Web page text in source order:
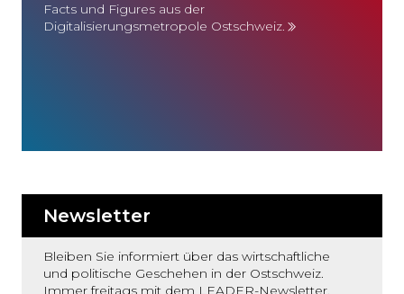
Facts und Figures aus der
Digitalisierungsmetropole Ostschweiz.
Newsletter
Bleiben Sie informiert über das wirtschaftliche
und politische Geschehen in der Ostschweiz.
Immer freitags mit dem LEADER-Newsletter.